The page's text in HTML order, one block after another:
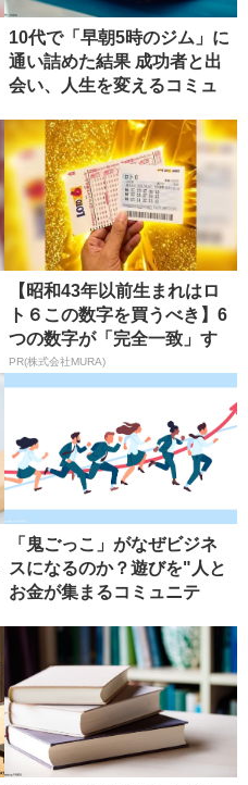
10代で「早朝5時のジム」に
通い詰めた結果 成功者と出
会い、人生を変えるコミュ
【昭和43年以前生まれはロ
ト６この数字を買うべき】6
つの数字が「完全一致」す
る方...
PR(株式会社MURA)
「鬼ごっこ」がなぜビジネ
スになるのか？遊びを"人と
お金が集まるコミュニテ